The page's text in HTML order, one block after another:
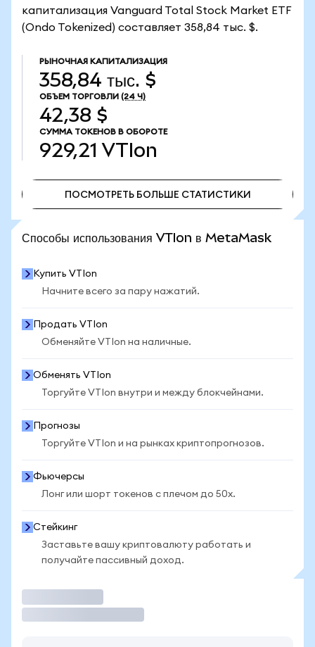
капитализация Vanguard Total Stock Market ETF
(Ondo Tokenized) составляет 358,84 тыс. $.
РЫНОЧНАЯ КАПИТАЛИЗАЦИЯ
358,84 тыс. $
ОБЪЕМ ТОРГОВЛИ (24 Ч)
42,38 $
СУММА ТОКЕНОВ В ОБОРОТЕ
929,21 VTIon
ПОСМОТРЕТЬ БОЛЬШЕ СТАТИСТИКИ
Способы использования VTIon в MetaMask
Купить VTIon
Начните всего за пару нажатий.
Продать VTIon
Обменяйте VTIon на наличные.
Обменять VTIon
Торгуйте VTIon внутри и между блокчейнами.
Прогнозы
Торгуйте VTIon и на рынках криптопрогнозов.
Фьючерсы
Лонг или шорт токенов с плечом до 50x.
Стейкинг
Заставьте вашу криптовалюту работать и
получайте пассивный доход.